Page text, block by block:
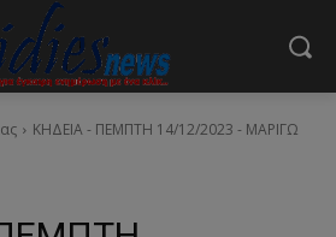
ΚΗΔΕΙΑ - ΠΕΜΠΤΗ 14/12/2023 - ΜΑΡΙΓΩ